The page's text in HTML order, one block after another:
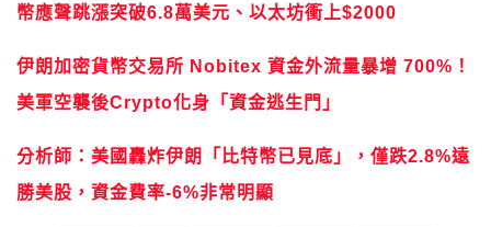
幣應聲跳漲突破6.8萬美元、以太坊衝上$2000
伊朗加密貨幣交易所 Nobitex 資金外流量暴增 700%！
美軍空襲後Crypto化身「資金逃生門」
分析師：美國轟炸伊朗「比特幣已見底」，僅跌2.8%遠
勝美股，資金費率-6%非常明顯